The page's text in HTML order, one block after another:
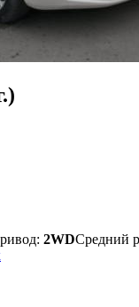
2WDСредний